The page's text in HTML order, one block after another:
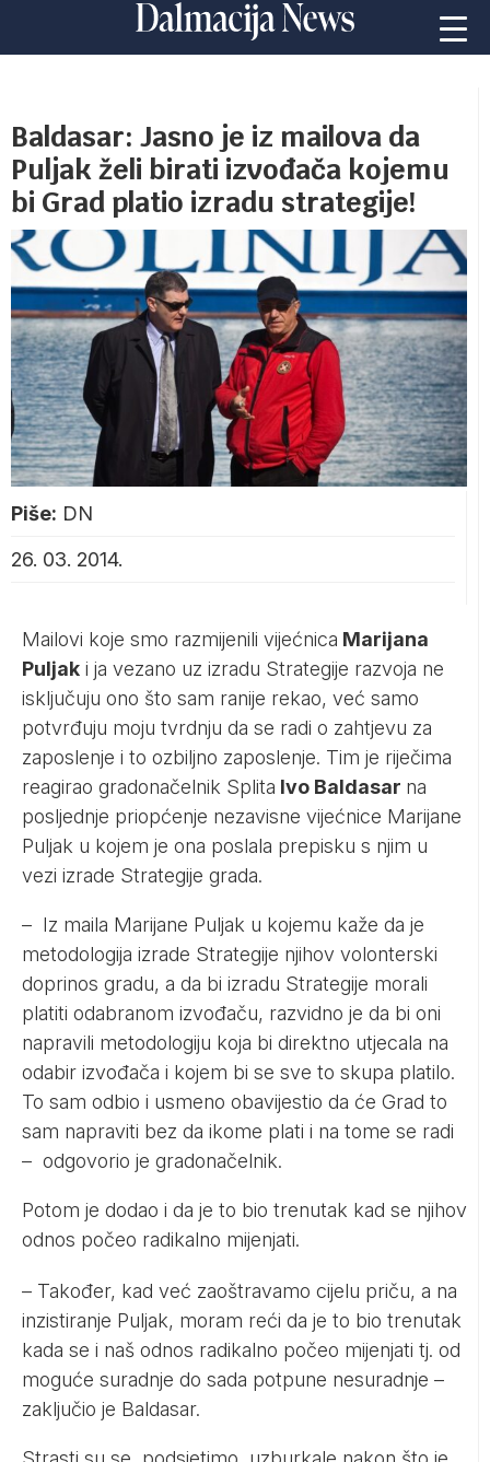
Baldasar: Jasno je iz mailova da
Puljak želi birati izvođača kojemu
bi Grad platio izradu strategije!
Piše: DN
26. 03. 2014.
Mailovi koje smo razmijenili vijećnica Marijana
Puljak i ja vezano uz izradu Strategije razvoja ne
isključuju ono što sam ranije rekao, već samo
potvrđuju moju tvrdnju da se radi o zahtjevu za
zaposlenje i to ozbiljno zaposlenje. Tim je riječima
reagirao gradonačelnik Splita Ivo Baldasar na
posljednje priopćenje nezavisne vijećnice Marijane
Puljak u kojem je ona poslala prepisku s njim u
vezi izrade Strategije grada.
– Iz maila Marijane Puljak u kojemu kaže da je
metodologija izrade Strategije njihov volonterski
doprinos gradu, a da bi izradu Strategije morali
platiti odabranom izvođaču, razvidno je da bi oni
napravili metodologiju koja bi direktno utjecala na
odabir izvođača i kojem bi se sve to skupa platilo.
To sam odbio i usmeno obavijestio da će Grad to
sam napraviti bez da ikome plati i na tome se radi
– odgovorio je gradonačelnik.
Potom je dodao i da je to bio trenutak kad se njihov
odnos počeo radikalno mijenjati.
– Također, kad već zaoštravamo cijelu priču, a na
inzistiranje Puljak, moram reći da je to bio trenutak
kada se i naš odnos radikalno počeo mijenjati tj. od
moguće suradnje do sada potpune nesuradnje –
zaključio je Baldasar.